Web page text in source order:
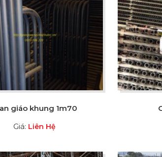
giáo khung 1m70
Giá: Liên Hệ